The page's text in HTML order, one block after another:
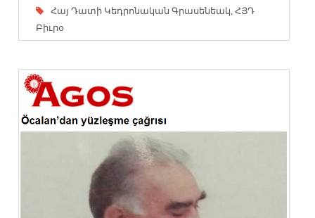
Հայ Դատի Կեդրոնական Գրասենեակ ,ՀՅԴ
Բիւրօ